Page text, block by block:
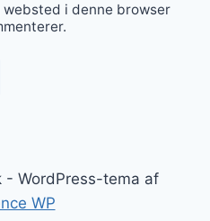
websted i denne browser
WordPress-tema af
WP